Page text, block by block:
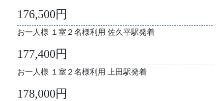
176,500円
お一人様 １室２名様利用 佐久平駅発着
177,400円
お一人様 １室２名様利用 上田駅発着
178,000円